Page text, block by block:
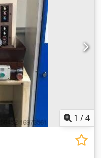
1 /4